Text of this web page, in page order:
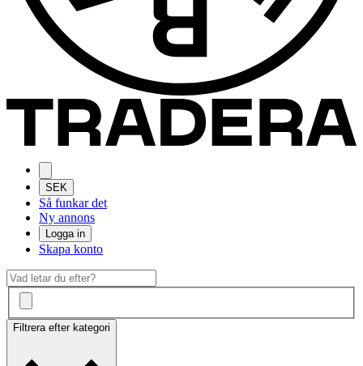
SEK
Så funkar det
Ny annons
Logga in
Skapa konto
Filtrera efter kategori